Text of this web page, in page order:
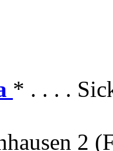
* . . . .
2